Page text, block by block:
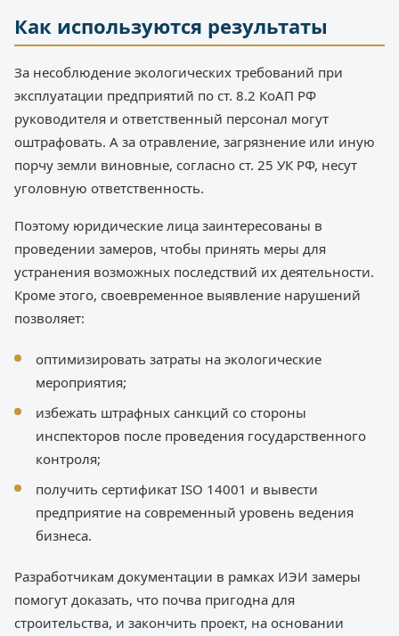
Как используются результаты
За несоблюдение экологических требований при
эксплуатации предприятий по ст. 8.2 КоАП РФ
руководителя и ответственный персонал могут
оштрафовать. А за отравление, загрязнение или иную
порчу земли виновные, согласно ст. 25 УК РФ, несут
уголовную ответственность.
Поэтому юридические лица заинтересованы в
проведении замеров, чтобы принять меры для
устранения возможных последствий их деятельности.
Кроме этого, своевременное выявление нарушений
позволяет:
оптимизировать затраты на экологические
мероприятия;
избежать штрафных санкций со стороны
инспекторов после проведения государственного
контроля;
получить сертификат ISO 14001 и вывести
предприятие на современный уровень ведения
бизнеса.
Разработчикам документации в рамках ИЭИ замеры
помогут доказать, что почва пригодна для
строительства, и закончить проект, на основании